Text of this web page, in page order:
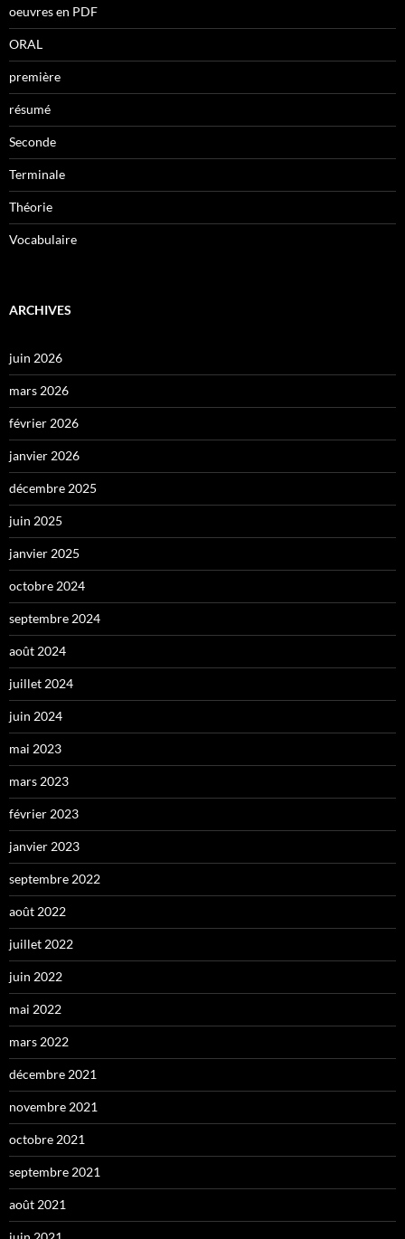
oeuvres en PDF
ORAL
première
résumé
Seconde
Terminale
Théorie
Vocabulaire
ARCHIVES
juin 2026
mars 2026
février 2026
janvier 2026
décembre 2025
juin 2025
janvier 2025
octobre 2024
septembre 2024
août 2024
juillet 2024
juin 2024
mai 2023
mars 2023
février 2023
janvier 2023
septembre 2022
août 2022
juillet 2022
juin 2022
mai 2022
mars 2022
décembre 2021
novembre 2021
octobre 2021
septembre 2021
août 2021